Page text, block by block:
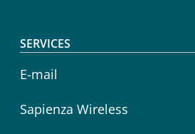
SERVICES
E-mail
Sapienza Wireless